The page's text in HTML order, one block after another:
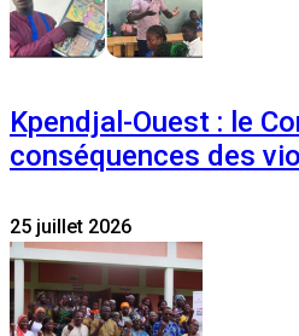
Kpendjal-Ouest : le
conséquences des
25 juillet 2026